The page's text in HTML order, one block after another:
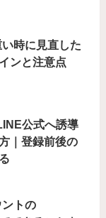
時に見直した
ンと注意点
公式へ誘導
｜登録前後の
トの